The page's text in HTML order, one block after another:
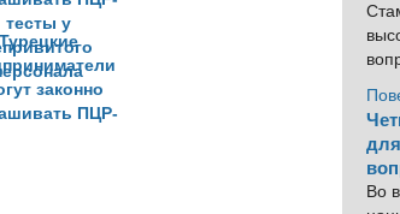
законно
ПЦР-
Во